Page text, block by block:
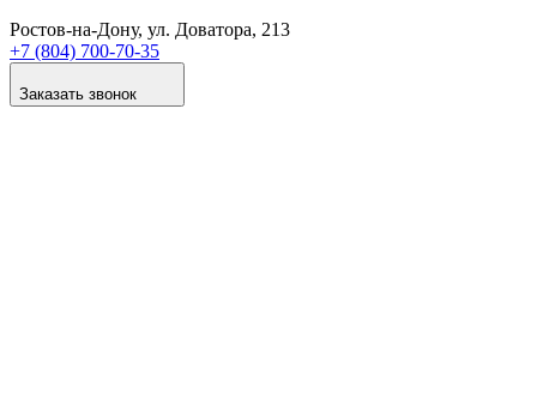
Ростов-на-Дону, ул. Доватора, 213
+7 (804) 700-70-35
Заказать звонок